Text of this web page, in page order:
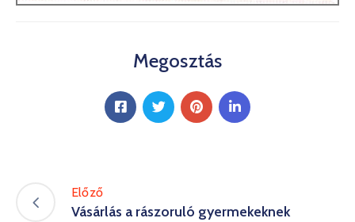
Megosztás
Előző
Vásárlás a rászoruló gyermekeknek